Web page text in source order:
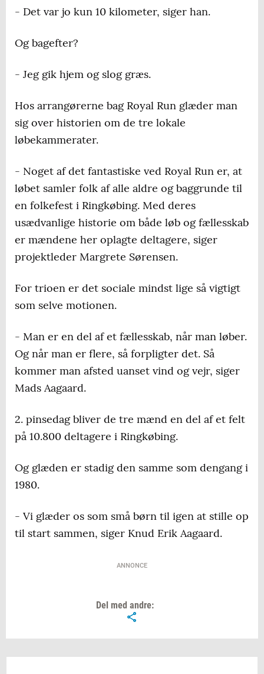
- Det var jo kun 10 kilometer, siger han.
Og bagefter?
- Jeg gik hjem og slog græs.
Hos arrangørerne bag Royal Run glæder man
sig over historien om de tre lokale
løbekammerater.
- Noget af det fantastiske ved Royal Run er, at
løbet samler folk af alle aldre og baggrunde til
en folkefest i Ringkøbing. Med deres
usædvanlige historie om både løb og fællesskab
er mændene her oplagte deltagere, siger
projektleder Margrete Sørensen.
For trioen er det sociale mindst lige så vigtigt
som selve motionen.
- Man er en del af et fællesskab, når man løber.
Og når man er flere, så forpligter det. Så
kommer man afsted uanset vind og vejr, siger
Mads Aagaard.
2. pinsedag bliver de tre mænd en del af et felt
på 10.800 deltagere i Ringkøbing.
Og glæden er stadig den samme som dengang i
1980.
- Vi glæder os som små børn til igen at stille op
til start sammen, siger Knud Erik Aagaard.
ANNONCE
Del med andre: